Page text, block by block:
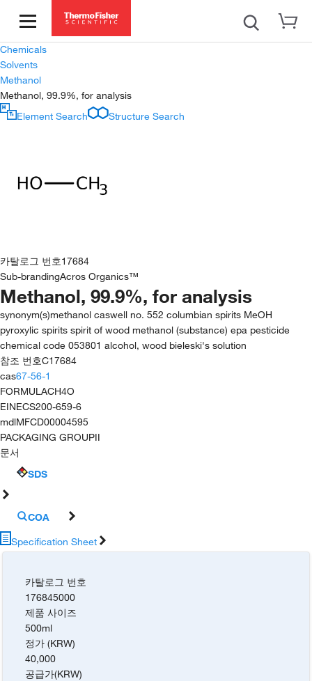
Chemicals
Solvents
Methanol
Methanol, 99.9%, for analysis
Element Search
Structure Search
카탈로그 번호17684
Sub-brandingAcros Organics™
Methanol, 99.9%, for analysis
synonym(s)methanol caswell no. 552 columbian spirits MeOH
pyroxylic spirits spirit of wood methanol (substance) epa pesticide
chemical code 053801 alcohol, wood bieleski's solution
참조 번호C17684
cas67-56-1
FORMULACH4O
EINECS200-659-6
mdlMFCD00004595
PACKAGING GROUPII
문서
SDS
COA
Specification Sheet
카탈로그 번호
176845000
제품 사이즈
500ml
정가 (KRW)
40,000
공급가(KRW)